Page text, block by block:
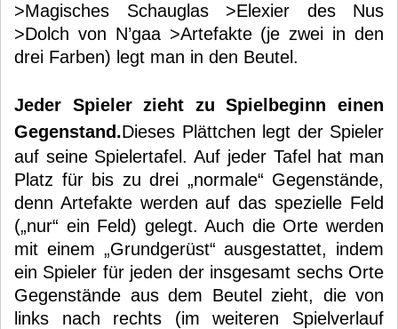
>Magisches Schauglas >Elexier des Nus
>Dolch von N’gaa >Artefakte (je zwei in den
drei Farben) legt man in den Beutel.
Jeder Spieler zieht zu Spielbeginn einen
Gegenstand.Dieses Plättchen legt der Spieler
auf seine Spielertafel. Auf jeder Tafel hat man
Platz für bis zu drei „normale“ Gegenstände,
denn Artefakte werden auf das spezielle Feld
(„nur“ ein Feld) gelegt. Auch die Orte werden
mit einem „Grundgerüst“ ausgestattet, indem
ein Spieler für jeden der insgesamt sechs Orte
Gegenstände aus dem Beutel zieht, die von
links nach rechts (im weiteren Spielverlauf